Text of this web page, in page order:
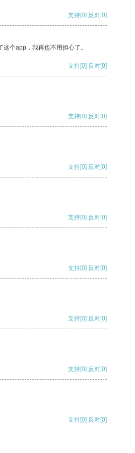
支持[0] 反对[0]
个app，我再也不用担心了。
支持[0] 反对[0]
支持[0] 反对[0]
支持[0] 反对[0]
支持[0] 反对[0]
支持[0] 反对[0]
支持[0] 反对[0]
支持[0] 反对[0]
支持[0] 反对[0]